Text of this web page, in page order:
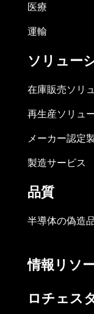
医療
運輸
ソリュー
在庫販売ソリ
再生産ソリュ
メーカー認定
製造サービス
品質
半導体の偽造
情報リソ
ロチェス